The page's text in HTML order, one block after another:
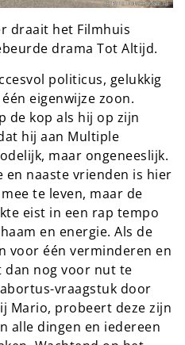
draait het Filmhuis
drama Tot Altijd.
politicus, gelukkig
eigenwijze zoon.
de kop als hij op zijn
hij aan Multiple
maar ongeneeslijk.
en naaste vrienden is hier
te leven, maar de
eist in een rap tempo
en energie. Als de
voor één verminderen en
dan nog voor nut te
vraagstuk door
Mario, probeert deze zijn
alle dingen en iedereen